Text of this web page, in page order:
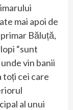
mai apoi de
Băluță,
“sunt
vin banii
toți cei care
al unui